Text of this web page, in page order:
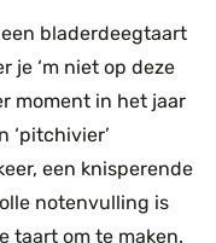
bladerdeegtaart
je ‘m niet op deze
moment in het jaar
‘pitchivier’
een knisperende
notenvulling is
taart om te maken.